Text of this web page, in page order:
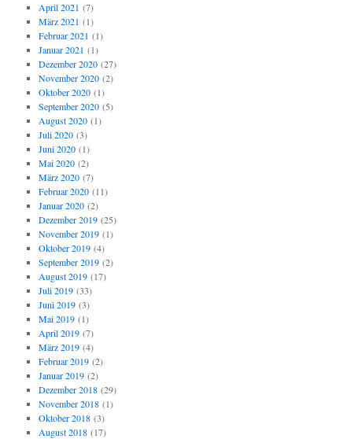
April 2021 (7)
März 2021 (1)
Februar 2021 (1)
Januar 2021 (1)
Dezember 2020(27)
November 2020(2)
Oktober 2020(1)
September 2020(5)
August 2020(1)
Juli 2020(3)
Juni 2020(1)
Mai 2020(2)
März 2020(7)
Februar 2020(11)
Januar 2020(2)
Dezember 2019(25)
November 2019(1)
Oktober 2019(4)
September 2019(2)
August 2019(17)
Juli 2019(33)
Juni 2019(3)
Mai 2019(1)
April 2019(7)
März 2019(4)
Februar 2019(2)
Januar 2019(2)
Dezember 2018(29)
November 2018(1)
Oktober 2018(3)
August 2018(17)